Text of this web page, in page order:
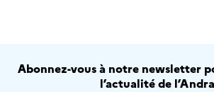
Abonnez-vous à notre newsletter
l’actualité de